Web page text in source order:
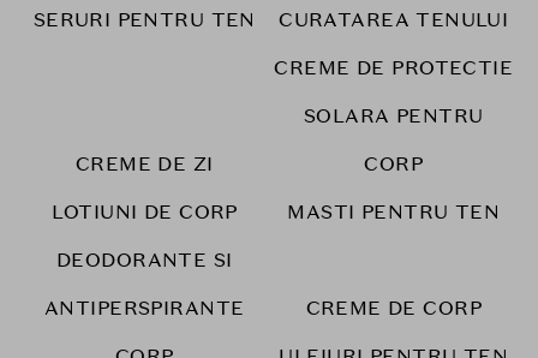
SERURI PENTRU TEN
CURATAREA TENULUI
CREME DE ZI
CREME DE PROTECTIE
SOLARA PENTRU
CORP
LOTIUNI DE CORP
MASTI PENTRU TEN
DEODORANTE SI
ANTIPERSPIRANTE
CREME DE CORP